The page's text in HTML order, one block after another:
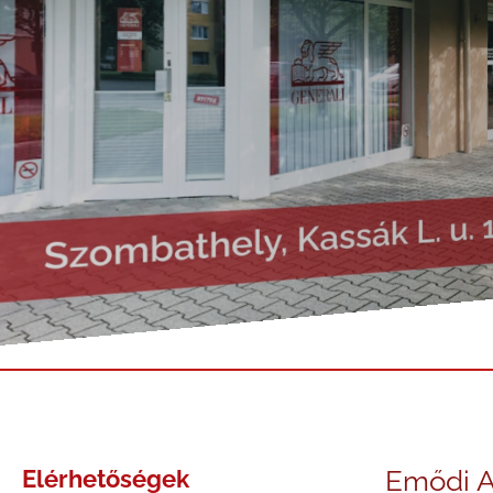
Elérhetőségek Emődi